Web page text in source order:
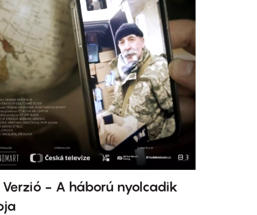
Verzió - A háború nyolcadik